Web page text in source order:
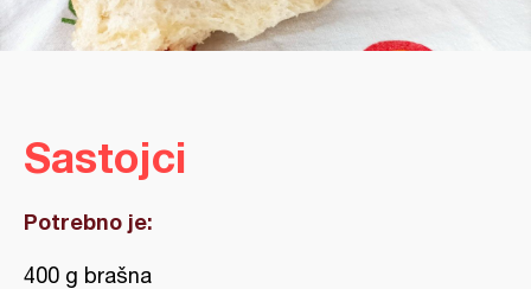
Sastojci
Potrebno je:
400 g brašna